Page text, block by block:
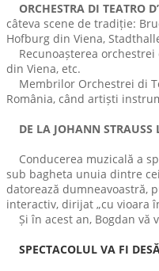
ORCHESTRA DI TEATRO
câteva scene de tradiție:
Hofburg din Viena,
Recunoașterea orchestrei
din Viena, etc.
Membrilor Orchestrei di
România, când artiști
DE LA JOHANN STRAUSS
Conducerea muzicală a
sub bagheta unuia dintre
datorează dumneavoastră,
interactiv, dirijat „cu vioara
Și în acest an, Bogdan vă
SPECTACOLUL VA FI